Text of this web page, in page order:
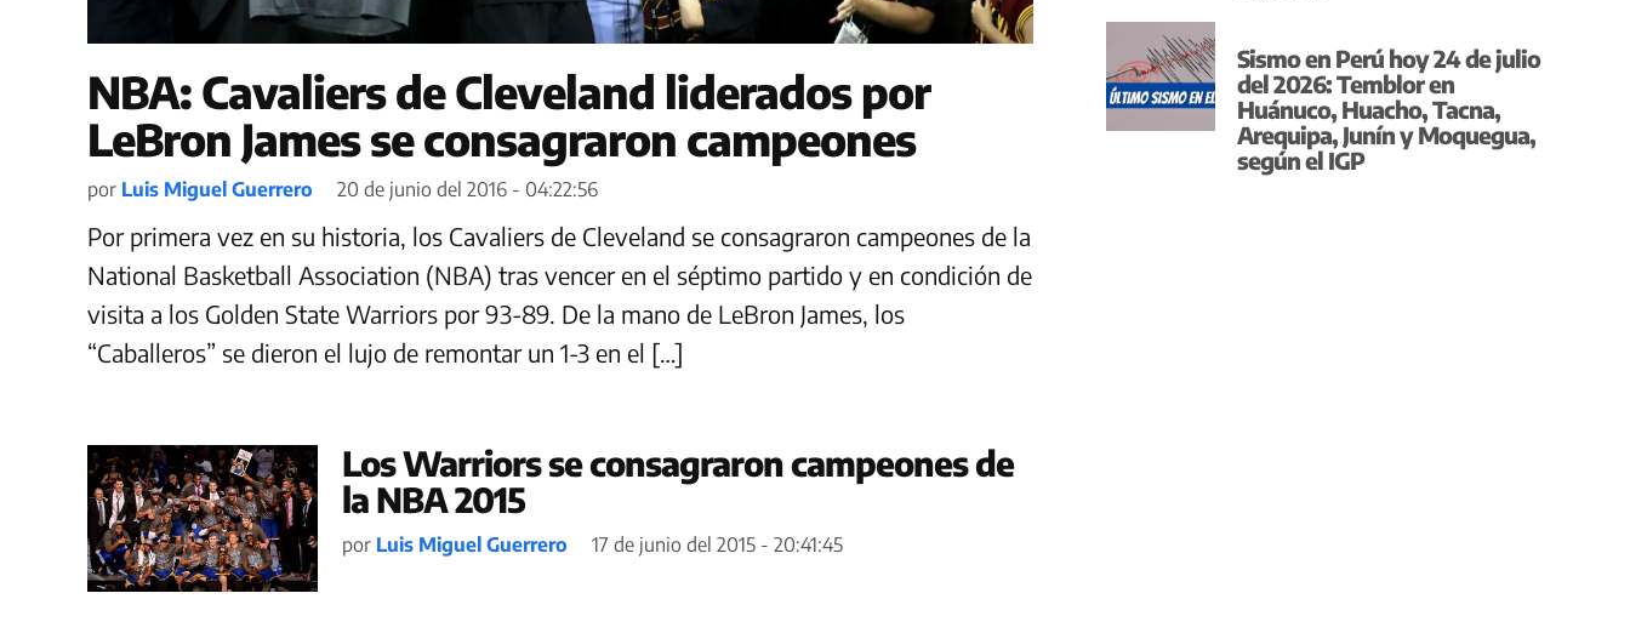
NBA: Cavaliers de Cleveland liderados por
LeBron James se consagraron campeones
por Luis Miguel Guerrero 20 de junio del 2016 - 04:22:56
Por primera vez en su historia, los Cavaliers de Cleveland se consagraron campeones de la
National Basketball Association (NBA) tras vencer en el séptimo partido y en condición de
visita a los Golden State Warriors por 93-89. De la mano de LeBron James, los
“Caballeros” se dieron el lujo de remontar un 1-3 en el […]
Los Warriors se consagraron campeones de
la NBA 2015
por Luis Miguel Guerrero 17 de junio del 2015 - 20:41:45
Sismo en Perú hoy 24 de julio
del 2026: Temblor en
Huánuco, Huacho, Tacna,
Arequipa, Junín y Moquegua,
según el IGP